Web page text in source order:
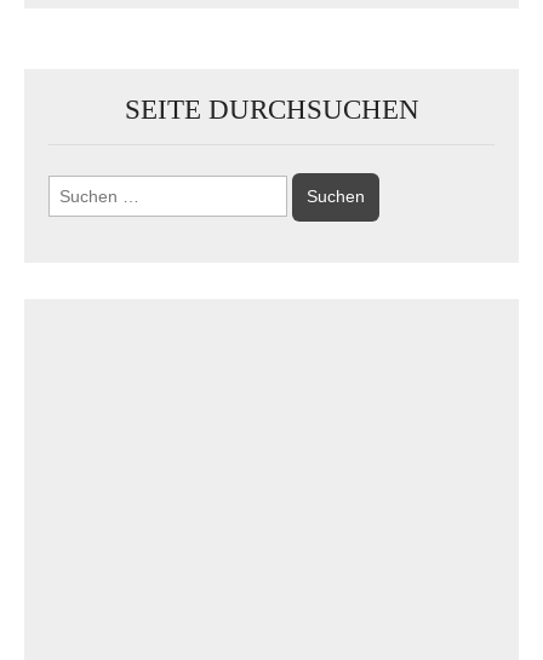
SEITE DURCHSUCHEN
Suchen
nach: